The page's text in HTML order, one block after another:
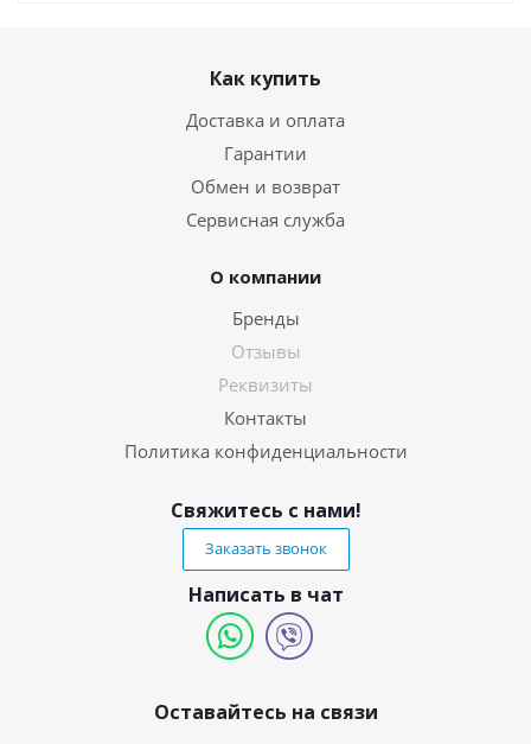
Как купить
Доставка и оплата
Гарантии
Обмен и возврат
Сервисная служба
О компании
Бренды
Отзывы
Реквизиты
Контакты
Политика конфиденциальности
Свяжитесь с нами!
Заказать звонок
Написать в чат
Оставайтесь на связи